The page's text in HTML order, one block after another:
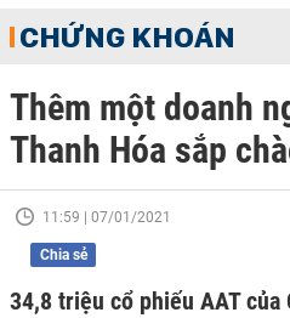
CHỨNG KHOÁN
Thêm một doanh
Thanh Hóa sắp
11:59 | 07/01/2021
Chia sẻ
34,8 triệu cổ phiếu AAT của